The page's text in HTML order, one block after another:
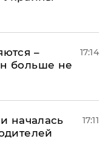
–
больше не
17:14
началась
17:11